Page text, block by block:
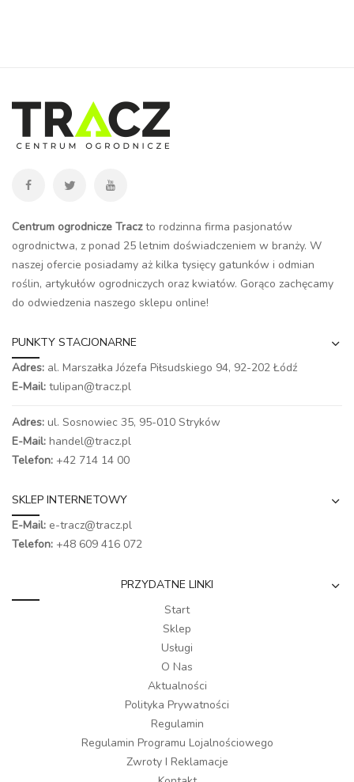
Centrum ogrodnicze Traczto rodzinna firma pasjonatów
ogrodnictwa, z ponad 25 letnim doświadczeniem w branży. W
naszej ofercie posiadamy aż kilka tysięcy gatunków i odmian
roślin, artykułów ogrodniczych oraz kwiatów. Gorąco zachęcamy
do odwiedzenia naszego sklepu online!
PUNKTY STACJONARNE
Adres: al. Marszałka Józefa Piłsudskiego 94, 92-202 Łódź
E-Mail: tulipan@tracz.pl
Adres: ul. Sosnowiec 35, 95-010 Stryków
E-Mail: handel@tracz.pl
Telefon: +42 714 14 00
SKLEP INTERNETOWY
E-Mail: e-tracz@tracz.pl
Telefon: +48 609 416 072
PRZYDATNE LINKI
Start
Sklep
Usługi
O Nas
Aktualności
Polityka Prywatności
Regulamin
Regulamin Programu Lojalnościowego
Zwroty I Reklamacje